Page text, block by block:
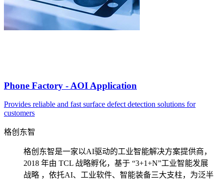
Phone Factory - AOI Application
Provides reliable and fast surface defect detection solutions for
customers
格创东智
格创东智是一家以AI驱动的工业智能解决方案提供商，
2018 年由 TCL 战略孵化，基于 “3+1+N”工业智能发展
战略 ，依托AI、工业软件、智能装备三大支柱，为泛半